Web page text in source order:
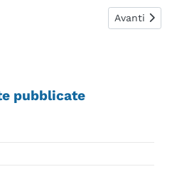
per la diagnostica medica
Articolo
Avanti
pubblicate